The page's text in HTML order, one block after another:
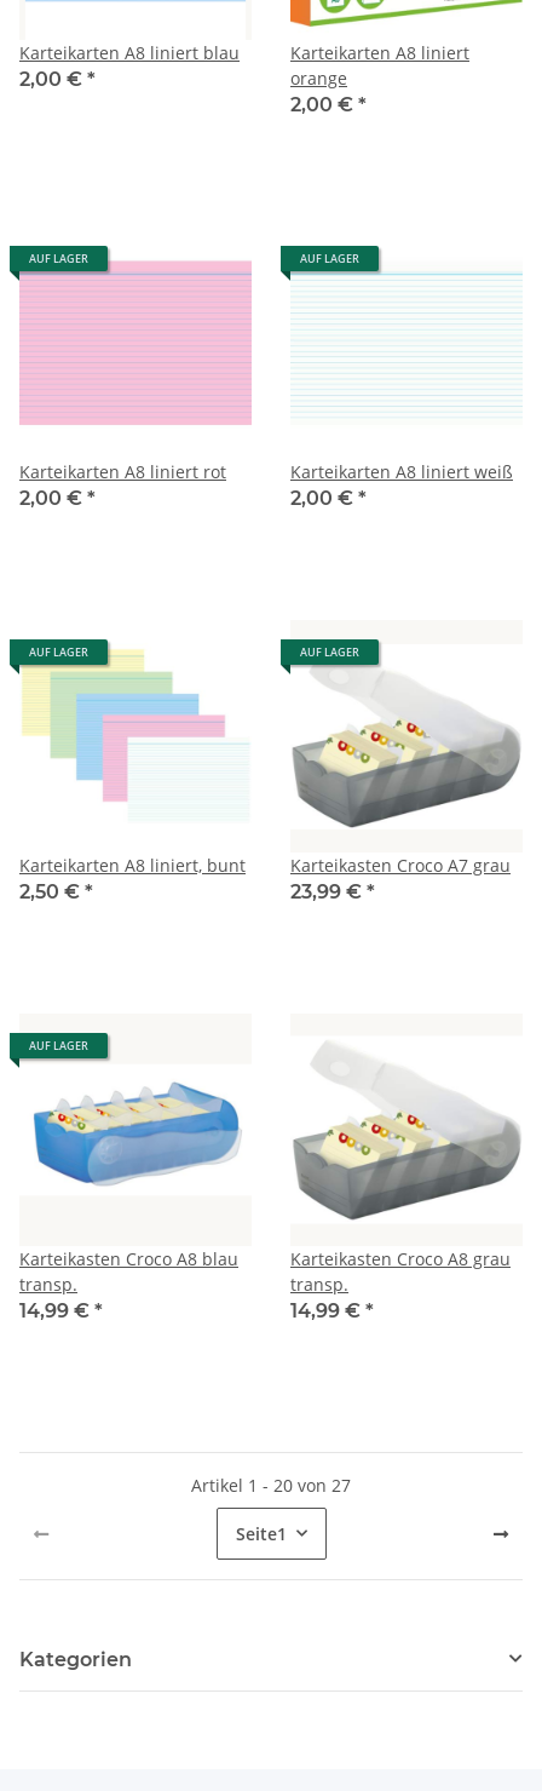
Karteikarten A8 liniert blau
2,00 € *
Karteikarten A8 liniert
orange
2,00 € *
AUF LAGER
Karteikarten A8 liniert rot
2,00 € *
AUF LAGER
Karteikarten A8 liniert weiß
2,00 € *
AUF LAGER
Karteikarten A8 liniert, bunt
2,50 € *
AUF LAGER
Karteikasten Croco A7 grau
23,99 € *
AUF LAGER
Karteikasten Croco A8 blau
transp.
14,99 € *
Karteikasten Croco A8 grau
transp.
14,99 € *
Artikel 1 - 20 von 27
Seite1
Kategorien